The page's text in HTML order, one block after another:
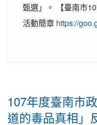
甄選」。 【臺南市
活動簡章 https://
107年度臺南市
道的毒品真相」